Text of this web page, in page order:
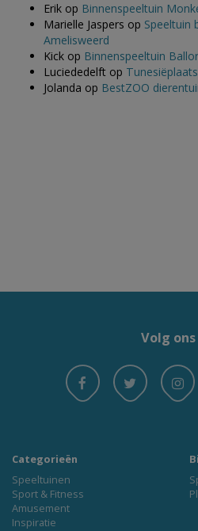
Erik op Binnenspeeltuin
Marielle Jaspers op Speeltuin
Amelisweerd
Kick op Binnenspeeltuin
Luciededelft op Tunesiëplaats
Jolanda op BestZOO
Volg
Categorieën
Speeltuinen
Sport & Fitness
Amusement
Inspiratie